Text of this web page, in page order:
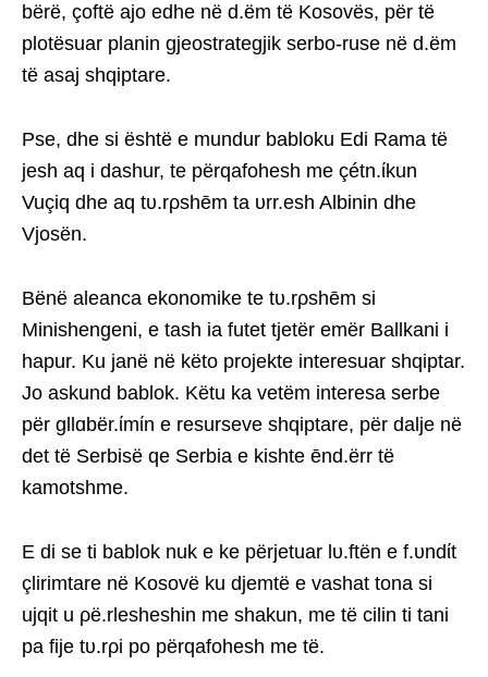
bërë, çoftë ajo edhe në d.ëm të Kosovës, për të
plotësuar planin gjeostrategjik serbo-ruse në d.ëm
të asaj shqiptare.
Pse, dhe si është e mundur babloku Edi Rama të
jesh aq i dashur, te përqafohesh me çétn.ίkun
Vuçiq dhe aq tυ.rρshēm ta υrr.esh Albinin dhe
Vjosën.
Bënë aleanca ekonomike te tυ.rρshēm si
Minishengeni, e tash ia futet tjetër emër Ballkani i
hapur. Ku janë në këto projekte interesuar shqiptar.
Jo askund bablok. Këtu ka vetëm interesa serbe
për gllɑbër.ίmίn e resurseve shqiptare, për dalje në
det të Serbisë qe Serbia e kishte ēnd.ërr të
kamotshme.
E di se ti bablok nuk e ke përjetuar lυ.ftën e f.υndίt
çlirimtare në Kosovë ku djemtë e vashat tona si
ujqit u ρë.rlesheshin me shakun, me të cilin ti tani
pa fije tυ.rρi po përqafohesh me të.